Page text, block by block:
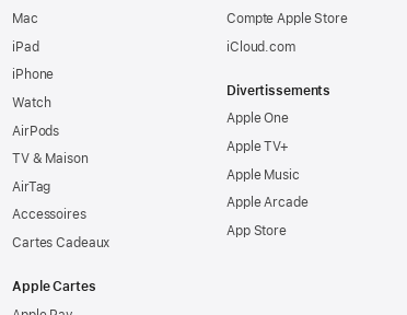
Mac
iPad
iPhone
Watch
AirPods
TV & Maison
AirTag
Accessoires
Cartes Cadeaux
Apple Cartes
Compte Apple Store
iCloud.com
Divertissements
Apple One
Apple TV+
Apple Music
Apple Arcade
App Store